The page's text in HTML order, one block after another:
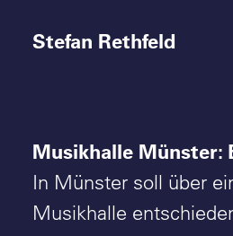
Stefan Rethfeld
Termine
Projekte
Musikhalle Münster:
In Münster soll über
Musikhalle